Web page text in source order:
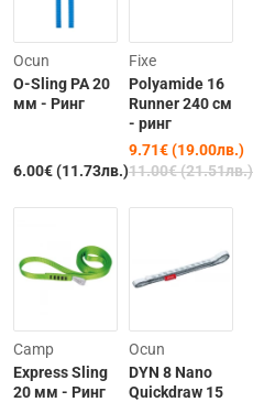
Ocun
O-Sling PA 20
мм - Ринг
6.00€ (11.73лв.)
Fixe
Polyamide 16
Runner 240 см
- ринг
9.71€ (19.00лв.)
11.00€ (21.51лв.)
Camp
Express Sling
20 мм - Ринг
Ocun
DYN 8 Nano
Quickdraw 15